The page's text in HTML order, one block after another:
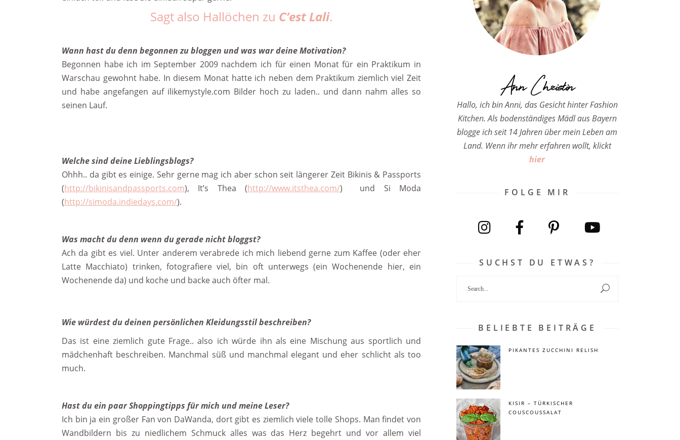
Sagt also Hallöchen zu C’est Lali.
Wann hast du denn begonnen zu bloggen und was war deine Motivation?
Begonnen habe ich im September 2009 nachdem ich für einen Monat für ein Praktikum in
Warschau gewohnt habe. In diesem Monat hatte ich neben dem Praktikum ziemlich viel Zeit
und habe angefangen auf ilikemystyle.com Bilder hoch zu laden.. und dann nahm alles so
seinen Lauf.
Welche sind deine Lieblingsblogs?
Ohhh.. da gibt es einige. Sehr gerne mag ich aber schon seit längerer Zeit Bikinis & Passports
(http://bikinisandpassports.com), It’s Thea (http://www.itsthea.com/) und Si Moda
(http://simoda.indiedays.com/).
Was macht du denn wenn du gerade nicht bloggst?
Ach da gibt es viel. Unter anderem verabrede ich mich liebend gerne zum Kaffee (oder eher
Latte Macchiato) trinken, fotografiere viel, bin oft unterwegs (ein Wochenende hier, ein
Wochenende da) und koche und backe auch öfter mal.
Wie würdest du deinen persönlichen Kleidungsstil beschreiben?
Das ist eine ziemlich gute Frage.. also ich würde ihn als eine Mischung aus sportlich und
mädchenhaft beschreiben. Manchmal süß und manchmal elegant und eher schlicht als too
much.
Hast du ein paar Shoppingtipps für mich und meine Leser?
Ich bin ja ein großer Fan von DaWanda, dort gibt es ziemlich viele tolle Shops. Man findet von
Wandbildern bis zu niedlichem Schmuck alles was das Herz begehrt und vor allem viel
Ann Christin
Hallo, ich bin Anni, das Gesicht hinter Fashion
Kitchen. Als bodenständiges Mädl aus Bayern
blogge ich seit 14 Jahren über mein Leben am
Land. Wenn ihr mehr erfahren wollt, klickt
hier
FOLGE MIR
SUCHST DU ETWAS?
BELIEBTE BEITRÄGE
PIKANTES ZUCCHINI RELISH
KISIR – TÜRKISCHER
COUSCOUSSALAT